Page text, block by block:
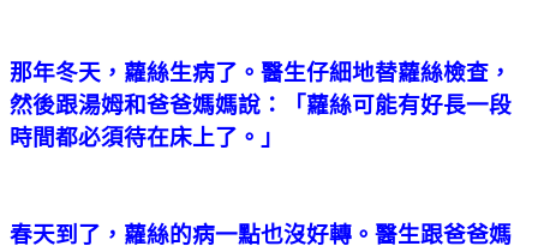
那年冬天，蘿絲生病了。醫生仔細地替蘿絲檢查，
然後跟湯姆和爸爸媽媽說：「蘿絲可能有好長一段
時間都必須待在床上了。」
春天到了，蘿絲的病一點也沒好轉。醫生跟爸爸媽